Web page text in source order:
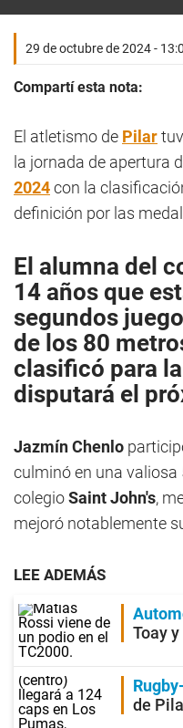
29 de octubre de 2024 -
Compartí esta nota:
El atletismo de Pilar
la jornada de apertura
2024con la
definición por las
El alumna del
14 años que
segundos
de los 80
clasificó para
disputará el
Jazmín Chenlo
culminó en una valiosa
colegioSaint John's,
mejoró notablemente
LEE ADEMÁS
Toay
de